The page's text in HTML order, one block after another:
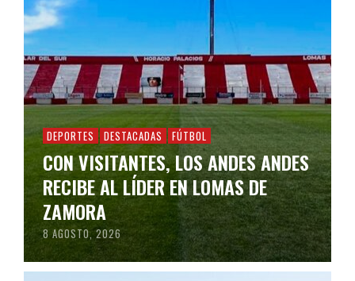
DEPORTES DESTACADAS FÚTBOL
CON VISITANTES, LOS ANDES ANDES
RECIBE AL LÍDER EN LOMAS DE
ZAMORA
8 AGOSTO, 2026